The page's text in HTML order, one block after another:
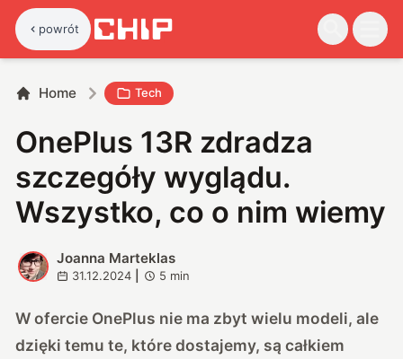
powrót
Home Tech
OnePlus 13R zdradza
szczegóły wyglądu.
Wszystko, co o nim wiemy
J
Joanna Marteklas
31.12.2024 5 min
W ofercie OnePlus nie ma zbyt wielu modeli, ale
dzięki temu te, które dostajemy, są całkiem